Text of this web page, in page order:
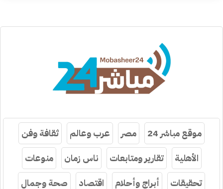
موقع مباشر 24 مصر عرب وعالم
ثقافة وفن
الأهلية
تقارير ومتابعات ناس زمان
منوعات
تحقيقات
أبراج وأحلام اقتصاد صحة وجمال